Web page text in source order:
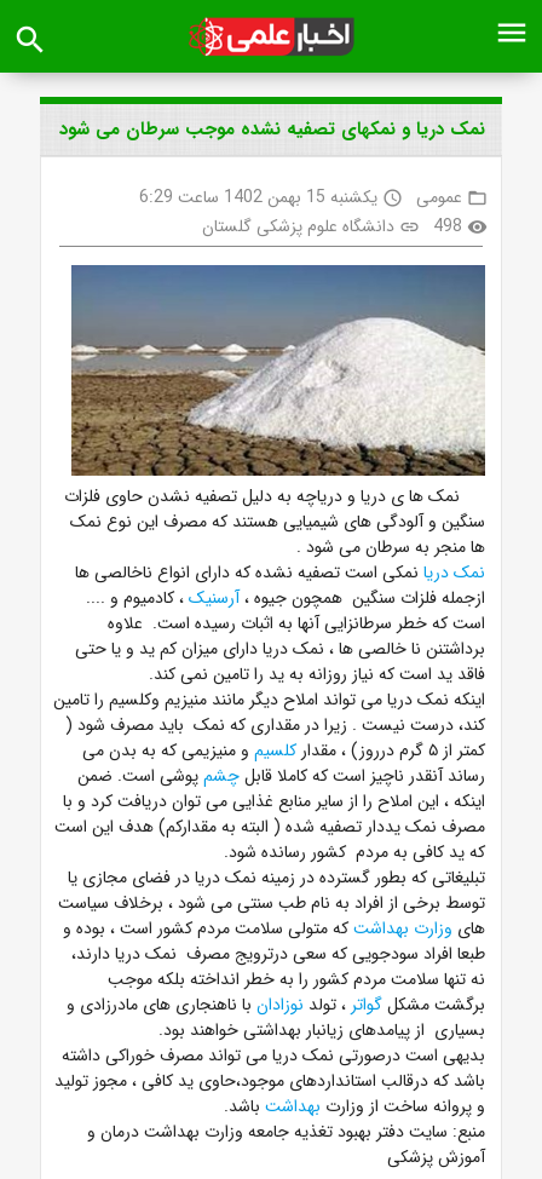
menu
search
نمک دریا و نمکهای تصفیه نشده موجب سرطان می شود
folder_open عمومی access_time یکشنبه 15 بهمن 1402 ساعت 6:29
visibility
498
link دانشگاه علوم پزشکی گلستان
نمک ها ی دریا و دریاچه به دلیل تصفیه نشدن حاوی فلزات
سنگین و آلودگی های شیمیایی هستند که مصرف این نوع نمک
ها منجر به سرطان می شود .
نمک دریا نمکی است تصفیه نشده که دارای انواع ناخالصی ها
ازجمله فلزات سنگین همچون جیوه ،آرسنیک، کادمیوم و ....
است که خطر سرطانزایی آنها به اثبات رسیده است. علاوه
برداشتنن نا خالصی ها ، نمک دریا دارای میزان کم ید و یا حتی
فاقد ید است که نیاز روزانه به ید را تامین نمی کند.
اینکه نمک دریا می تواند املاح دیگر مانند منیزیم وکلسیم را تامین
کند، درست نیست . زیرا در مقداری که نمک باید مصرف شود (
کمتر از ۵ گرم درروز) ، مقدار
کلسیم و منیزیمی که به بدن می
رساند آنقدر ناچیز است که کاملا قابلچشمپوشی است. ضمن
اینکه ، این املاح را از سایر منابع غذایی می توان دریافت کرد و با
مصرف نمک یددار تصفیه شده ( البته به مقدارکم) هدف این است
که ید کافی به مردم کشور رسانده شود.
تبلیغاتی که بطور گسترده در زمینه نمک دریا در فضای مجازی یا
توسط برخی از افراد به نام طب سنتی می شود ، برخلاف سیاست
های وزارت بهداشتکه متولی سلامت مردم کشور است ، بوده و
طبعا افراد سودجویی که سعی درترویج مصرف نمک دریا دارند،
نه تنها سلامت مردم کشور را به خطر انداخته بلکه موجب
برگشت مشکلگواتر ، تولد نوزادان با ناهنجاری های مادرزادی و
بسیاری از پیامدهای زیانبار بهداشتی خواهند بود.
بدیهی است درصورتی نمک دریا می تواند مصرف خوراکی داشته
باشد که درقالب استانداردهای موجود،حاوی ید کافی ، مجوز تولید
و پروانه ساخت از وزارت بهداشت باشد.
منبع: سایت دفتر بهبود تغذیه جامعه وزارت بهداشت درمان و
آموزش پزشکی